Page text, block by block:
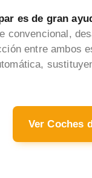
es de gran
convencional,
entre ambos
Ver Coches